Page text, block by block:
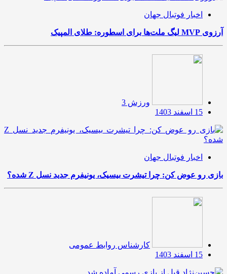
اخبار فوتبال جهان
آرزوی MVP لیگ ملت‌ها برای اسطوره: طلای المپیک
ورزش 3
15 اسفند 1403
اخبار فوتبال جهان
بازی رو عوض کن: چرا تیشرت بیسیک، یونیفرم جدید نسل Z شده؟
کارشناس روابط عمومی
15 اسفند 1403